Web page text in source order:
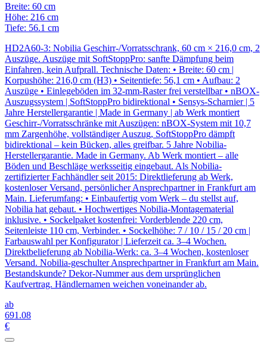
Breite: 60 cm
Höhe: 216 cm
Tiefe: 56.1 cm
HD2A60-3: Nobilia Geschirr-/Vorratsschrank, 60 cm × 216,0 cm, 2
Auszüge. Auszüge mit SoftStoppPro: sanfte Dämpfung beim
Einfahren, kein Aufprall. Technische Daten: • Breite: 60 cm |
Korpushöhe: 216,0 cm (H3) • Seitentiefe: 56,1 cm • Aufbau: 2
Auszüge • Einlegeböden im 32-mm-Raster frei verstellbar • nBOX-
Auszugssystem | SoftStoppPro bidirektional • Sensys-Scharnier | 5
Jahre Herstellergarantie | Made in Germany | ab Werk montiert
Geschirr-/Vorratsschränke mit Auszügen: nBOX-System mit 10,7
mm Zargenhöhe, vollständiger Auszug, SoftStoppPro dämpft
bidirektional – kein Bücken, alles greifbar. 5 Jahre Nobilia-
Herstellergarantie. Made in Germany. Ab Werk montiert – alle
Böden und Beschläge werksseitig eingebaut. Als Nobilia-
zertifizierter Fachhändler seit 2015: Direktlieferung ab Werk,
kostenloser Versand, persönlicher Ansprechpartner in Frankfurt am
Main. Lieferumfang: • Einbaufertig vom Werk – du stellst auf,
Nobilia hat gebaut. • Hochwertiges Nobilia-Montagematerial
inklusive. • Sockelpaket kostenfrei: Vorderblende 220 cm,
Seitenleiste 110 cm, Verbinder. • Sockelhöhe: 7 / 10 / 15 / 20 cm |
Farbauswahl per Konfigurator | Lieferzeit ca. 3–4 Wochen.
Direktbelieferung ab Nobilia-Werk: ca. 3–4 Wochen, kostenloser
Versand. Nobilia-geschulter Ansprechpartner in Frankfurt am Main.
Bestandskunde? Dekor-Nummer aus dem ursprünglichen
Kaufvertrag. Händlernamen weichen voneinander ab.
ab
691 .08
€